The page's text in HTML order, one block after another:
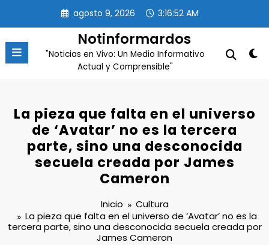
contenido
agosto 9, 2026 3:16:53 AM
Notinformardos
"Noticias en Vivo: Un Medio Informativo
Actual y Comprensible"
La pieza que falta en el universo
de ‘Avatar’ no es la tercera
parte, sino una desconocida
secuela creada por James
Cameron
Inicio
Cultura
La pieza que falta en el universo de ‘Avatar’ no es la
tercera parte, sino una desconocida secuela creada por
James Cameron